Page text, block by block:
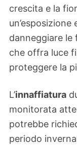
crescita e la
danneggiare le
che offra luce
proteggere la
L’innaffiatura
monitorata
potrebbe
periodo